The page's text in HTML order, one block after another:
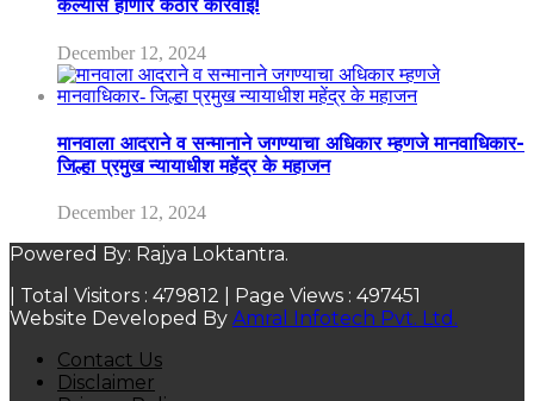
केल्यास होणार कठोर कारवाई!
December 12, 2024
मानवाला आदराने व सन्मानाने जगण्याचा अधिकार म्हणजे मानवाधिकार-
जिल्हा प्रमुख न्यायाधीश महेंद्र के महाजन
December 12, 2024
Powered By: Rajya Loktantra.
| Total Visitors : 479812 | Page Views : 497451
Website Developed By Amral Infotech Pvt. Ltd.
Contact Us
Disclaimer